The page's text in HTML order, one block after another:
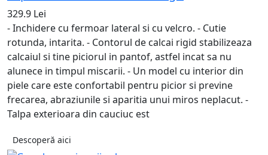
329.9 Lei
- Inchidere cu fermoar lateral si cu velcro. - Cutie
rotunda, intarita. - Contorul de calcai rigid stabilizeaza
calcaiul si tine piciorul in pantof, astfel incat sa nu
alunece in timpul miscarii. - Un model cu interior din
piele care este confortabil pentru picior si previne
frecarea, abraziunile si aparitia unui miros neplacut. -
Talpa exterioara din cauciuc est
Descoperă aici